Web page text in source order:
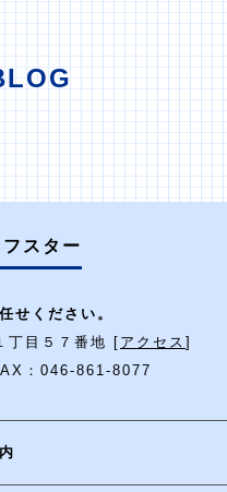
スター
せください。
丁目５７番地 [ アクセス ]
：046-861-8077